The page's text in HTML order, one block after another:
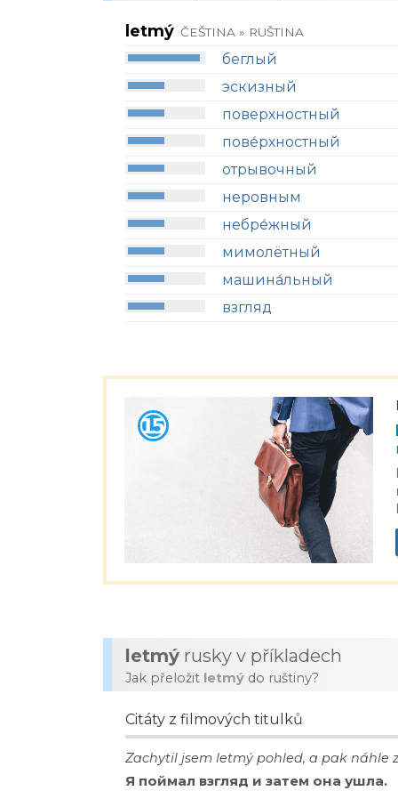
letmý ČEŠTINA » RUŠTINA
беглый
эскизный
поверхностный
пове́рхностный
отрывочный
неровным
небре́жный
мимолётный
машина́льный
взгляд
letmý rusky v příkladech
Jak přeložit letmý do ruštiny?
Citáty z filmových titulků
Zachytil jsem letmý pohled, a pak náhle
Я поймал взгляд и затем она ушла.